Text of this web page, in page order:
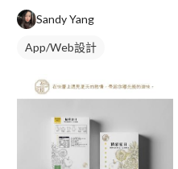
Sandy Yang
App/Web設計